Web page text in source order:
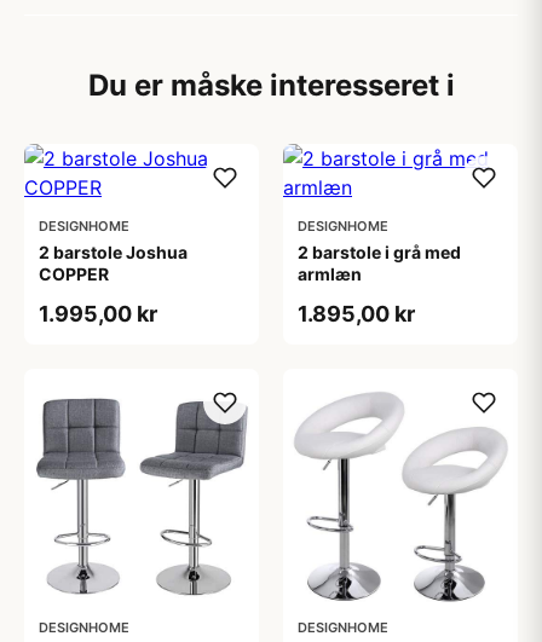
Du er måske interesseret i
DESIGNHOME
2 barstole Joshua
COPPER
1.995,00 kr
DESIGNHOME
2 barstole i grå med
armlæn
1.895,00 kr
DESIGNHOME DESIGNHOME